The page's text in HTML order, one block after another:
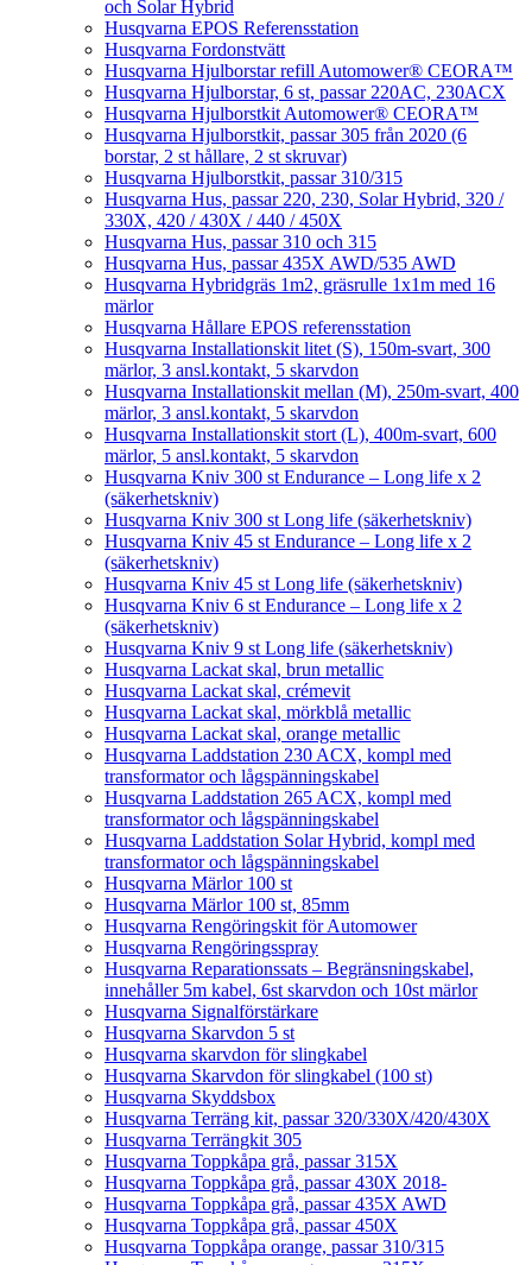
och Solar Hybrid
Husqvarna EPOS Referensstation
Husqvarna Fordonstvätt
Husqvarna Hjulborstar refill Automower® CEORA™
Husqvarna Hjulborstar, 6 st, passar 220AC, 230ACX
Husqvarna Hjulborstkit Automower® CEORA™
Husqvarna Hjulborstkit, passar 305 från 2020 (6
borstar, 2 st hållare, 2 st skruvar)
Husqvarna Hjulborstkit, passar 310/315
Husqvarna Hus, passar 220, 230, Solar Hybrid, 320 /
330X, 420 / 430X / 440 / 450X
Husqvarna Hus, passar 310 och 315
Husqvarna Hus, passar 435X AWD/535 AWD
Husqvarna Hybridgräs 1m2, gräsrulle 1x1m med 16
märlor
Husqvarna Hållare EPOS referensstation
Husqvarna Installationskit litet (S), 150m-svart, 300
märlor, 3 ansl.kontakt, 5 skarvdon
Husqvarna Installationskit mellan (M), 250m-svart, 400
märlor, 3 ansl.kontakt, 5 skarvdon
Husqvarna Installationskit stort (L), 400m-svart, 600
märlor, 5 ansl.kontakt, 5 skarvdon
Husqvarna Kniv 300 st Endurance – Long life x 2
(säkerhetskniv)
Husqvarna Kniv 300 st Long life (säkerhetskniv)
Husqvarna Kniv 45 st Endurance – Long life x 2
(säkerhetskniv)
Husqvarna Kniv 45 st Long life (säkerhetskniv)
Husqvarna Kniv 6 st Endurance – Long life x 2
(säkerhetskniv)
Husqvarna Kniv 9 st Long life (säkerhetskniv)
Husqvarna Lackat skal, brun metallic
Husqvarna Lackat skal, crémevit
Husqvarna Lackat skal, mörkblå metallic
Husqvarna Lackat skal, orange metallic
Husqvarna Laddstation 230 ACX, kompl med
transformator och lågspänningskabel
Husqvarna Laddstation 265 ACX, kompl med
transformator och lågspänningskabel
Husqvarna Laddstation Solar Hybrid, kompl med
transformator och lågspänningskabel
Husqvarna Märlor 100 st
Husqvarna Märlor 100 st, 85mm
Husqvarna Rengöringskit för Automower
Husqvarna Rengöringsspray
Husqvarna Reparationssats – Begränsningskabel,
innehåller 5m kabel, 6st skarvdon och 10st märlor
Husqvarna Signalförstärkare
Husqvarna Skarvdon 5 st
Husqvarna skarvdon för slingkabel
Husqvarna Skarvdon för slingkabel (100 st)
Husqvarna Skyddsbox
Husqvarna Terräng kit, passar 320/330X/420/430X
Husqvarna Terrängkit 305
Husqvarna Toppkåpa grå, passar 315X
Husqvarna Toppkåpa grå, passar 430X 2018-
Husqvarna Toppkåpa grå, passar 435X AWD
Husqvarna Toppkåpa grå, passar 450X
Husqvarna Toppkåpa orange, passar 310/315